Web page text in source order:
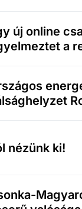
új online
a
nézünk ki!